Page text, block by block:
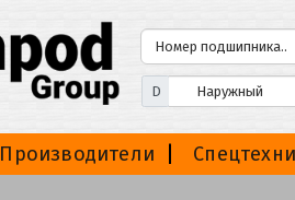
D
Производители